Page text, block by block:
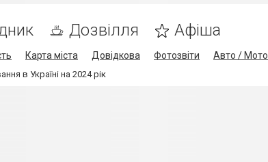
Дозвілля Афіша
Карта міста Довідкова Фотозвіти Авто / Мото
в Україні на 2024 рік